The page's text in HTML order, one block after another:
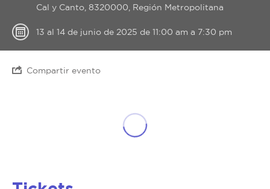
Cal y Canto, 8320000, Región Metropolitana
13 al 14 de junio de 2025 de 11:00 am a 7:30 pm
Compartir evento